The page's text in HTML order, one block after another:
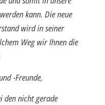
kann. Die neue
wird in seiner
Weg wir Ihnen die
-Freunde,
den nicht gerade